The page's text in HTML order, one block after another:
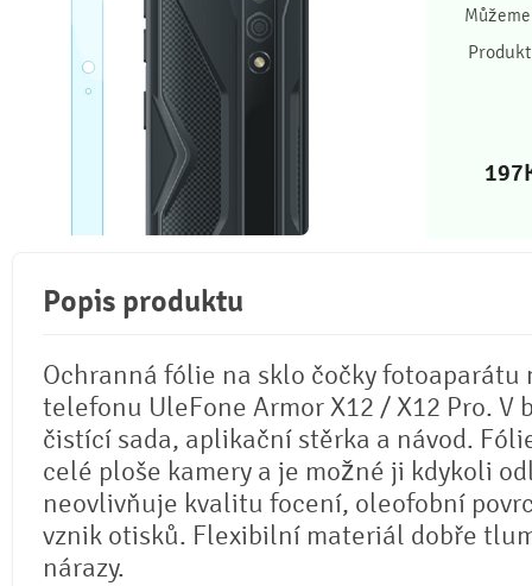
197
Popis produktu
Ochranná fólie na sklo čočky fotoaparátu
telefonu UleFone Armor X12 / X12 Pro. V
čistící sada, aplikační stěrka a návod.
celé ploše kamery a je možné ji kdykoli
neovlivňuje kvalitu focení, oleofobní
vznik otisků. Flexibilní materiál dobře
nárazy.